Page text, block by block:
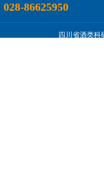
四川省酒类科
028-86625950